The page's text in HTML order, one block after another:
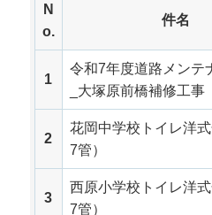
N
o.
件名
1
令和7年度道路メンテ
_大塚原前橋補修工事
2
花岡中学校トイレ洋
7管）
3
西原小学校トイレ洋
7管）